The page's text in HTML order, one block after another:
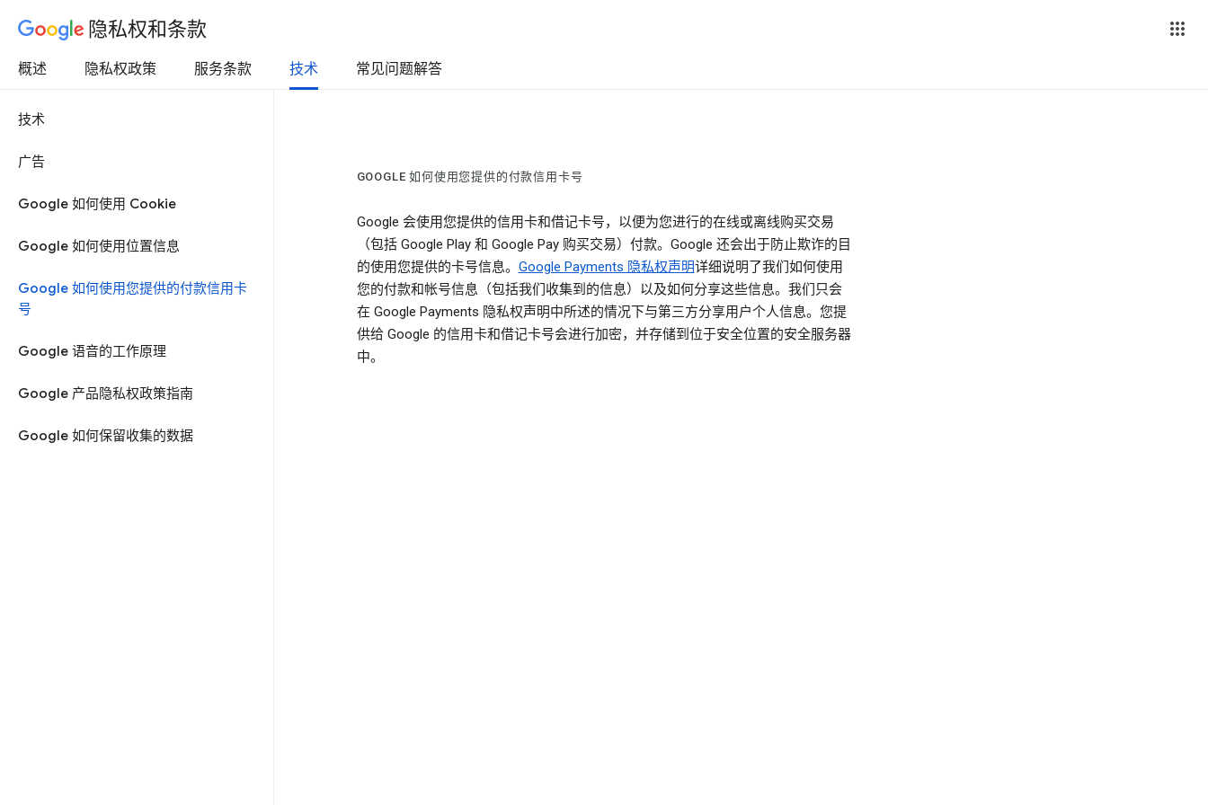
隐私权和条款
概述 隐私权政策 服务条款 技术 常见问题解答
技术
广告
Google 如何使用 Cookie
Google 如何使用位置信息
Google 如何使用您提供的付款信用卡
号
Google 语音的工作原理
Google 产品隐私权政策指南
Google 如何保留收集的数据
GOOGLE 如何使用您提供的付款信用卡号
Google 会使用您提供的信用卡和借记卡号，以便为您进行的在线或离线购买交易
（包括 Google Play 和 Google Pay 购买交易）付款。Google 还会出于防止欺诈的目
的使用您提供的卡号信息。 Google Payments 隐私权声明详细说明了我们如何使用
您的付款和帐号信息（包括我们收集到的信息）以及如何分享这些信息。我们只会
在 Google Payments 隐私权声明中所述的情况下与第三方分享用户个人信息。您提
供给 Google 的信用卡和借记卡号会进行加密，并存储到位于安全位置的安全服务器
中。